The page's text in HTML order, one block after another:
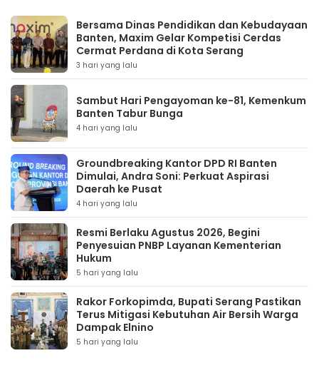
Bersama Dinas Pendidikan dan Kebudayaan
Banten, Maxim Gelar Kompetisi Cerdas
Cermat Perdana di Kota Serang
3 hari yang lalu
Sambut Hari Pengayoman ke-81, Kemenkum
Banten Tabur Bunga
4 hari yang lalu
Groundbreaking Kantor DPD RI Banten
Dimulai, Andra Soni: Perkuat Aspirasi
Daerah ke Pusat
4 hari yang lalu
Resmi Berlaku Agustus 2026, Begini
Penyesuian PNBP Layanan Kementerian
Hukum
5 hari yang lalu
Rakor Forkopimda, Bupati Serang Pastikan
Terus Mitigasi Kebutuhan Air Bersih Warga
Dampak Elnino
5 hari yang lalu